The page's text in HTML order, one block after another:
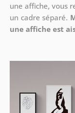
une affiche, vous
un cadre séparé.
une affiche est